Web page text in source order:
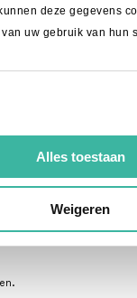
deze gegevens
uw gebruik van hun
Alles toestaan
Weigeren